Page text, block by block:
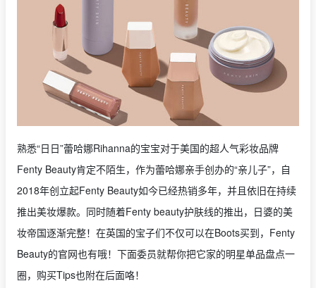
熟悉“日日”蕾哈娜Rihanna的宝宝对于美国的超人气彩妆品牌
Fenty Beauty肯定不陌生，作为蕾哈娜亲手创办的“亲儿子”，自
2018年创立起Fenty Beauty如今已经热销多年，并且依旧在持续
推出美妆爆款。同时随着Fenty beauty护肤线的推出，日婆的美
妆帝国逐渐完整！在英国的宝子们不仅可以在Boots买到，Fenty
Beauty的官网也有哦！下面委员就帮你把它家的明星单品盘点一
圈，购买Tips也附在后面咯！